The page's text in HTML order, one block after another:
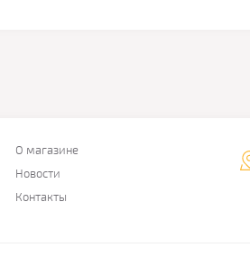
О магазине
Новости
Контакты